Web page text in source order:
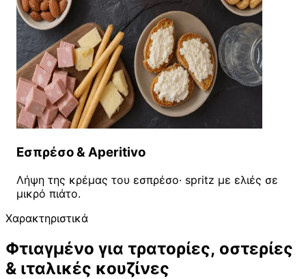
Εσπρέσο & Aperitivo
Λήψη της κρέμας του εσπρέσο· spritz με ελιές σε
μικρό πιάτο.
Χαρακτηριστικά
Φτιαγμένο για τρατορίες, οστερίες
& ιταλικές κουζίνες